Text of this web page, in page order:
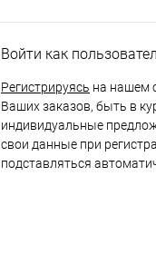
Войти как
Регистрируясь на нашем
Ваших заказов, быть в
индивидуальные
свои данные при
подставляться